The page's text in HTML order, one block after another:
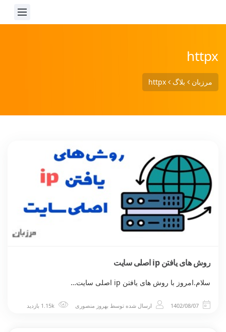
httpx
مرزبان بلاگ httpx
روش های یافتن ip اصلی سایت
سلام.امروز با روش های یافتن ip اصلی سایت…
1402/08/07 ارسال شده توسط بهروز منصوری